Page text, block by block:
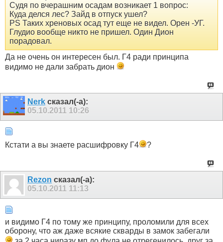
Судя по вчерашним осадам возникает 1 вопрос:
Куда делся лес? Зайд в отпуск ушел?
PS Таких хреновых осад тут еще не видел. Орен -УГ.
Глудио вообще никто не пришел. Один Дион
порадовал.
Да не очень он интересен был. Г4 ради принципа
видимо не дали забрать дион
Nerk сказал(-а):
05.10.2011 10:26
Кстати а вы знаете расшифровку Г4 ?
Rezon сказал(-а):
05.10.2011 11:13
и видимо Г4 по тому же принципу, проломили для всех
оборону, что аж даже всякие скварды в замок забегали